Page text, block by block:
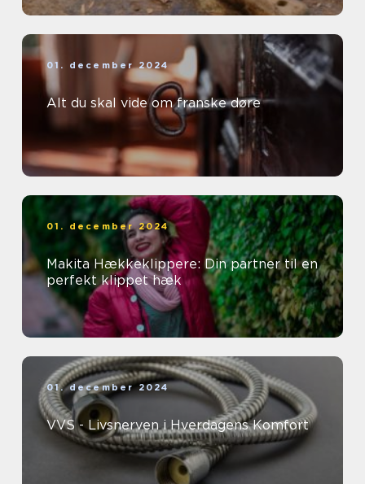
01. december 2024
Alt du skal vide om franske døre
01. december 2024
Makita Hækkeklippere: Din partner til en
perfekt klippet hæk
01. december 2024
VVS - Livsnerven i Hverdagens Komfort